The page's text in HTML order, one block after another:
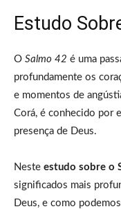
Estudo
O Salmo 42 é uma
profundamente os
e momentos de
Corá, é conhecido por
presença de Deus.
Neste estudo sobre o
significados mais
Deus, e como